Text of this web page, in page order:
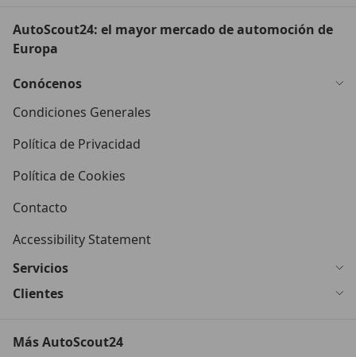
AutoScout24: el mayor mercado de automoción de
Europa
Conócenos
Condiciones Generales
Política de Privacidad
Política de Cookies
Contacto
Accessibility Statement
Servicios
Clientes
Más AutoScout24